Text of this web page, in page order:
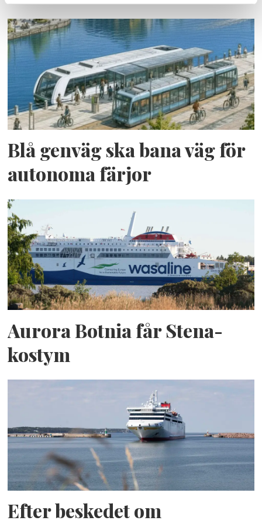
Blå genväg ska bana väg för
autonoma färjor
Aurora Botnia får Stena-
kostym
Efter beskedet om